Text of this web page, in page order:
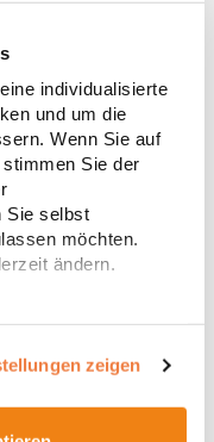
individualisierte
und um die
Wenn Sie auf
Sie der
Sie selbst
möchten.
ändern.
zeigen
zertifizierter Bio-
erlaubtGrammatur:
Baumwolle (Heather
zur
ab12,55 € *
*